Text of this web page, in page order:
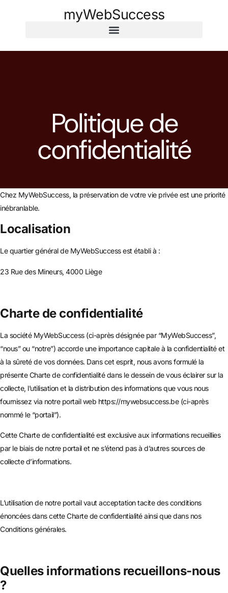
myWebSuccess
Politique de
confidentialité
Chez MyWebSuccess, la préservation de votre vie privée est une priorité
inébranlable.
Localisation
Le quartier général de MyWebSuccess est établi à :
23 Rue des Mineurs, 4000 Liège
Charte de confidentialité
La société MyWebSuccess (ci-après désignée par “MyWebSuccess”,
“nous” ou “notre”) accorde une importance capitale à la confidentialité et
à la sûreté de vos données. Dans cet esprit, nous avons formulé la
présente Charte de confidentialité dans le dessein de vous éclairer sur la
collecte, l’utilisation et la distribution des informations que vous nous
fournissez via notre portail web https://mywebsuccess.be (ci-après
nommé le “portail”).
Cette Charte de confidentialité est exclusive aux informations recueillies
par le biais de notre portail et ne s’étend pas à d’autres sources de
collecte d’informations.
L’utilisation de notre portail vaut acceptation tacite des conditions
énoncées dans cette Charte de confidentialité ainsi que dans nos
Conditions générales.
Quelles informations recueillons-nous
?